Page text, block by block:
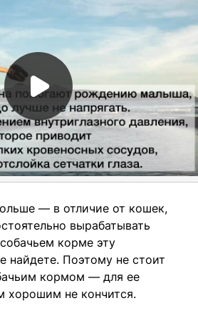
— в отличие от кошек,
вырабатывать
корме эту
найдете. Поэтому не стоит
кормом — для ее
хорошим не кончится.